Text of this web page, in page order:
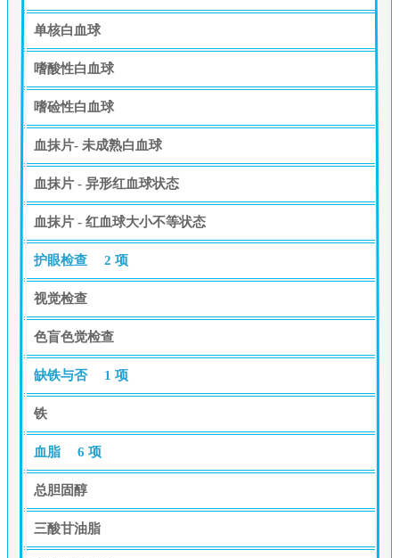
单核白血球
嗜酸性白血球
嗜硷性白血球
血抹片- 未成熟白血球
血抹片 - 异形红血球状态
血抹片 - 红血球大小不等状态
护眼检查 2 项
视觉检查
色盲色觉检查
缺铁与否 1 项
铁
血脂 6 项
总胆固醇
三酸甘油脂